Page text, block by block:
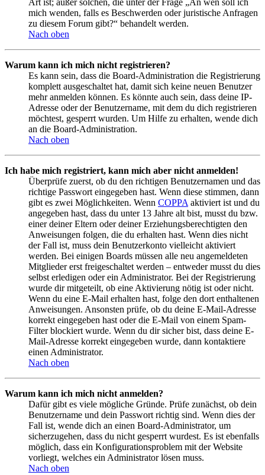
mich wenden, falls es Beschwerden oder juristische Anfragen
zu diesem Forum gibt?“ behandelt werden.
Nach oben
Warum kann ich mich nicht registrieren?
Es kann sein, dass die Board-Administration die Registrierung
komplett ausgeschaltet hat, damit sich keine neuen Benutzer
mehr anmelden können. Es könnte auch sein, dass deine IP-
Adresse oder der Benutzername, mit dem du dich registrieren
möchtest, gesperrt wurden. Um Hilfe zu erhalten, wende dich
an die Board-Administration.
Nach oben
Ich habe mich registriert, kann mich aber nicht anmelden!
Überprüfe zuerst, ob du den richtigen Benutzernamen und das
richtige Passwort eingegeben hast. Wenn diese stimmen, dann
gibt es zwei Möglichkeiten. Wenn COPPA aktiviert ist und du
angegeben hast, dass du unter 13 Jahre alt bist, musst du bzw.
einer deiner Eltern oder deiner Erziehungsberechtigten den
Anweisungen folgen, die du erhalten hast. Wenn dies nicht
der Fall ist, muss dein Benutzerkonto vielleicht aktiviert
werden. Bei einigen Boards müssen alle neu angemeldeten
Mitglieder erst freigeschaltet werden – entweder musst du dies
selbst erledigen oder ein Administrator. Bei der Registrierung
wurde dir mitgeteilt, ob eine Aktivierung nötig ist oder nicht.
Wenn du eine E-Mail erhalten hast, folge den dort enthaltenen
Anweisungen. Ansonsten prüfe, ob du deine E-Mail-Adresse
korrekt eingegeben hast oder die E-Mail von einem Spam-
Filter blockiert wurde. Wenn du dir sicher bist, dass deine E-
Mail-Adresse korrekt eingegeben wurde, dann kontaktiere
einen Administrator.
Nach oben
Warum kann ich mich nicht anmelden?
Dafür gibt es viele mögliche Gründe. Prüfe zunächst, ob dein
Benutzername und dein Passwort richtig sind. Wenn dies der
Fall ist, wende dich an einen Board-Administrator, um
sicherzugehen, dass du nicht gesperrt wurdest. Es ist ebenfalls
möglich, dass ein Konfigurationsproblem mit der Website
vorliegt, welches ein Administrator lösen muss.
Nach oben